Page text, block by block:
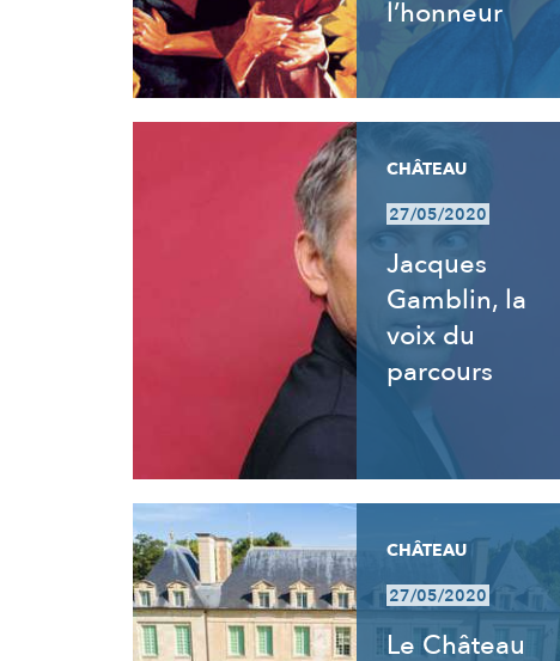
l’honneur
CHÂTEAU
27/05/2020
Jacques
Gamblin, la
voix du
parcours
CHÂTEAU
27/05/2020
Le Château